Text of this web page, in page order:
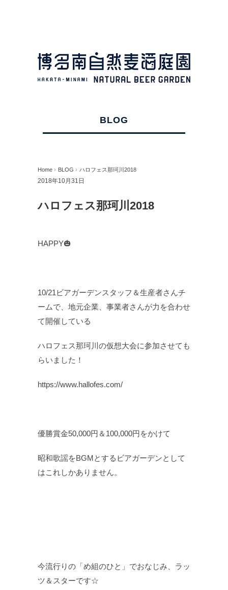
BLOG
Home › BLOG › ハロフェス那珂川2018
2018年10月31日
ハロフェス那珂川2018
HAPPY🎃
10/21ビアガーデンスタッフ＆生産者さんチ
ームで、地元企業、事業者さんが力を合わせ
て開催している
ハロフェス那珂川の仮想大会に参加させても
らいました！
https://www.hallofes.com/
優勝賞金50,000円＆100,000円をかけて
昭和歌謡をBGMとするビアガーデンとして
はこれしかありません。
今流行りの「め組のひと」でおなじみ、ラッ
ツ＆スターです☆